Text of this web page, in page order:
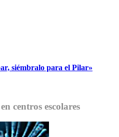
siémbralo para el Pilar»
centros escolares